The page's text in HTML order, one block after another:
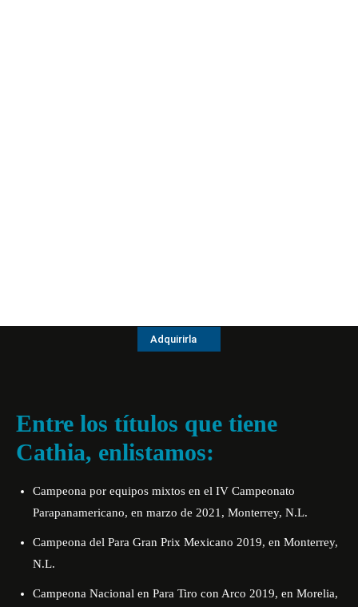
Adquirirla
Entre los títulos que tiene
Cathia, enlistamos:
Campeona por equipos mixtos en el IV Campeonato
Parapanamericano, en marzo de 2021, Monterrey, N.L.
Campeona del Para Gran Prix Mexicano 2019, en Monterrey,
N.L.
Campeona Nacional en Para Tiro con Arco 2019, en Morelia,